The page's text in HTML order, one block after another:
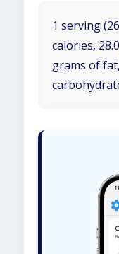
1 serving
calories,
grams of